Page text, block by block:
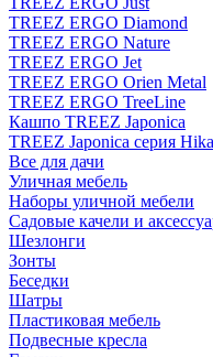
TREEZ ERGO Diamond
TREEZ ERGO Nature
TREEZ ERGO Jet
TREEZ ERGO Orien Metal
TREEZ ERGO TreeLine
Кашпо TREEZ Japonica
TREEZ Japonica серия
Все для дачи
Уличная мебель
Наборы уличной мебели
Садовые качели и
Шезлонги
Зонты
Беседки
Шатры
Пластиковая мебель
Подвесные кресла